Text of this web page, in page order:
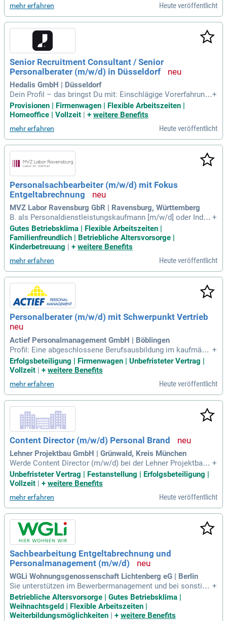
keiten; Steuerung und Optimierung personalrelevanter Proze
sse; Weiterentwicklung
mehr erfahren Heute veröffentlicht
Senior Recruitment Consultant / Senior
Personalberater (m/w/d) in Düsseldorf
Hedalis GmbH | Düsseldorf
Dein Profil – das bringst Du mit: Einschlägige Vorerfahrung
in der Personalberatung sowie Ehrgeiz, Ressilienz und Ausd
auer sind für dich selbstverständlich. Ein abgeschlossenes
falls mit.
+
Provisionen | Firmenwagen | Flexible Arbeitszeiten |
Homeoffice | Vollzeit | + weitere Benefits
mehr erfahren Heute veröffentlicht
Personalsachbearbeiter (m/w/d) mit Fokus
Entgeltabrechnung
MVZ Labor Ravensburg GbR | Ravensburg, Württemberg
B. als Personaldienstleistungskaufmann [m/w/d] oder Indus
triekaufmann [m/w/d]) oder ein entsprechendes Studium mi
t Schwerpunkt Personal. Zudem bringen Sie Berufserfahrung
in der Entgeltabrechnung sowie in der allgemeinen HR-Admi
+
Gutes Betriebsklima | Flexible Arbeitszeiten |
Familienfreundlich | Betriebliche Altersvorsorge |
Kinderbetreuung
+ weitere Benefits
mehr erfahren Heute veröffentlicht
Personalberater (m/w/d) mit Schwerpunkt Vertrieb
Actief Personalmanagement GmbH | Böblingen
Profil: Eine abgeschlossene Berufsausbildung im kaufmänni
schen oder gewerblich-technischen Bereich; Berufserfahrun
g innerhalb der Personaldienstleistungsbranche oder im Per
t Kunden; Eigenverantwortliche
+
Erfolgsbeteiligung | Firmenwagen | Unbefristeter Vertrag |
Vollzeit | + weitere Benefits
mehr erfahren Heute veröffentlicht
Content Director (m/w/d) Personal Brand
Lehner Projektbau GmbH | Grünwald, Kreis München
Werde Content Director (m/w/d) bei der Lehner Projektbau
GmbH, einem führenden Unternehmen für Wohnimmobilien i
n München, Nürnberg und Hof, mit über 1.000 erfolgreichen
e auszubauen und täglich neue Anfragen zu generieren. Uns
er Gründer Fabian Lehner hat eine starke Personal Brand mit
über 55.000 Followern, die du weiterentwickeln kannst. Über
nimm die komplette Content-Produktion: vom Drehen und S
chneiden bis hin zum Texterstellen. Du entscheidest, welche
Inhalte veröffentlicht werden und wie wir unsere Sichtbarkei
t maximieren. Sei Teil unseres innovativen Teams und mach
e uns zur Spitze der Immobilienbranche!
+
Unbefristeter Vertrag | Festanstellung | Erfolgsbeteiligung |
Vollzeit | + weitere Benefits
mehr erfahren Heute veröffentlicht
Sachbearbeitung Entgeltabrechnung und
Personalmanagement (m/w/d)
WGLi Wohnungsgenossenschaft Lichtenberg eG | Berlin
Sie unterstützen im Bewerbermanagement und bei sonstige
n Vorgängen im Personalmanagement. Gemeinsam arbeite
n wir an der Optimierung unserer HR-Prozesse und der einge
setzten Softwarelösungen.
+
Betriebliche Altersvorsorge | Gutes Betriebsklima |
Weihnachtsgeld | Flexible Arbeitszeiten |
Weiterbildungsmöglichkeiten
+ weitere Benefits